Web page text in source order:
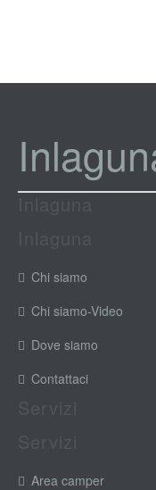
Chi siamo
Chi siamo-Video
Dove siamo
Contattaci
Area camper